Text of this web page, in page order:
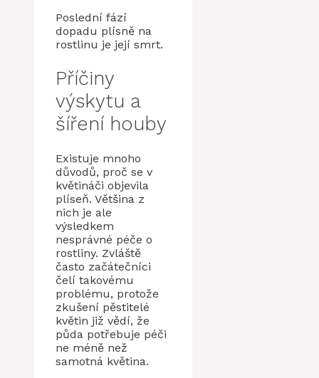
Poslední fází
dopadu plísně na
rostlinu je její smrt.
Příčiny
výskytu a
šíření houby
Existuje mnoho
důvodů, proč se v
květináči objevila
plíseň. Většina z
nich je ale
výsledkem
nesprávné péče o
rostliny. Zvláště
často začátečníci
čelí takovému
problému, protože
zkušení pěstitelé
květin již vědí, že
půda potřebuje péči
ne méně než
samotná květina.